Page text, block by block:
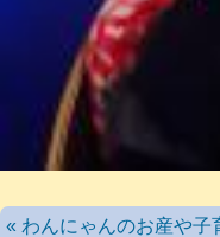
« わんにゃんのお産や子